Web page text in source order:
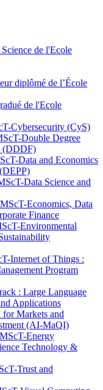
de l'Ecole
diplômé de l’École
de l'Ecole
Cybersecurity (CyS)
Double Degree
(DDDF)
Data and Economics
Data Science and
Economics, Data
Finance
Environmental
Internet of Things :
Program
: Large Language
Applications
Markets and
(AI-MaQI)
Energy
Technology &
Trust and